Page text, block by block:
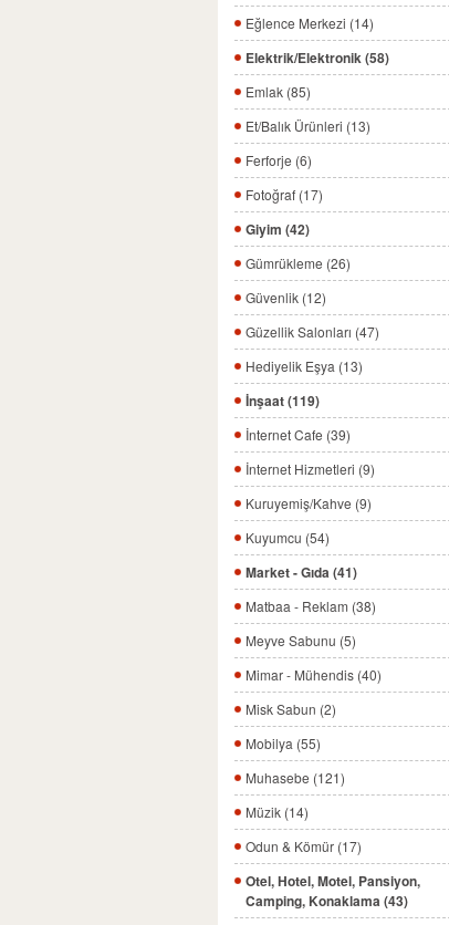
Eğlence Merkezi (14)
Elektrik/Elektronik (58)
Emlak (85)
Et/Balık Ürünleri (13)
Ferforje (6)
Fotoğraf (17)
Giyim (42)
Gümrükleme (26)
Güvenlik (12)
Güzellik Salonları (47)
Hediyelik Eşya (13)
İnşaat (119)
İnternet Cafe (39)
İnternet Hizmetleri (9)
Kuruyemiş/Kahve (9)
Kuyumcu (54)
Market - Gıda (41)
Matbaa - Reklam (38)
Meyve Sabunu (5)
Mimar - Mühendis (40)
Misk Sabun (2)
Mobilya (55)
Muhasebe (121)
Müzik (14)
Odun & Kömür (17)
Otel, Hotel, Motel, Pansiyon,
Camping, Konaklama (43)